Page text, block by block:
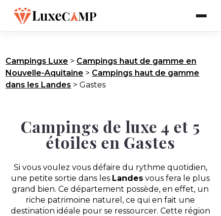
Campings Luxe > Campings haut de gamme en
Nouvelle-Aquitaine > Campings haut de gamme
dans les Landes >Gastes
Campings de luxe 4 et 5
étoiles en Gastes
Si vous voulez vous défaire du rythme quotidien,
une petite sortie dans les Landes vous fera le plus
grand bien. Ce département possède, en effet, un
riche patrimoine naturel, ce qui en fait une
destination idéale pour se ressourcer. Cette région